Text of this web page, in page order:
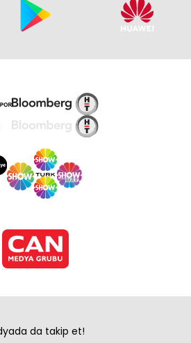
da takip et!